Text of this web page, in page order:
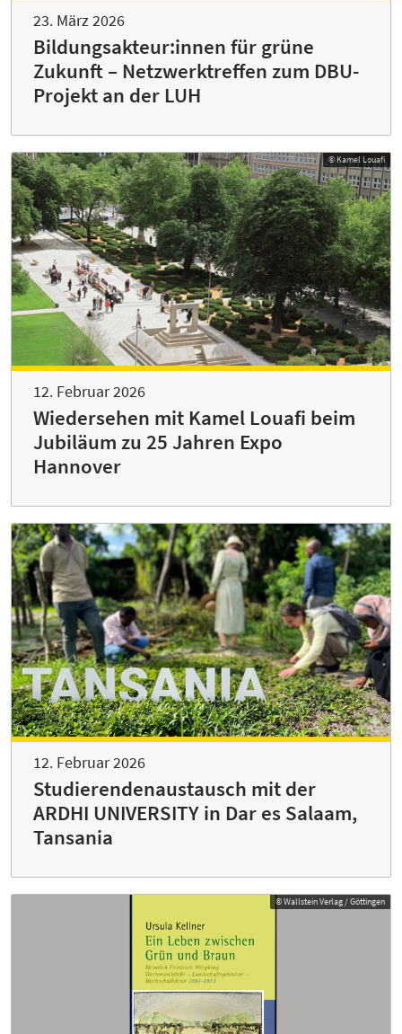
23. März 2026
Bildungsakteur:innen für grüne
Zukunft – Netzwerktreffen zum DBU-
Projekt an der LUH
© Kamel Louafi
12. Februar 2026
Wiedersehen mit Kamel Louafi beim
Jubiläum zu 25 Jahren Expo
Hannover
12. Februar 2026
Studierendenaustausch mit der
ARDHI UNIVERSITY in Dar es Salaam,
Tansania
© Wallstein Verlag / Göttingen